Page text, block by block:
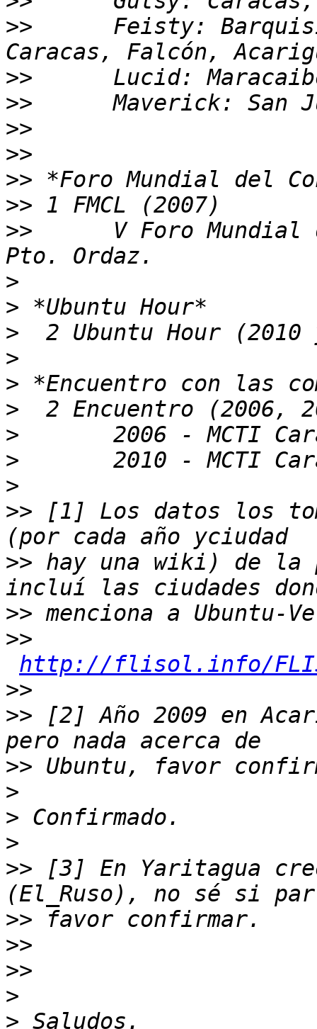
>>
>>
>>
>>
>>
>>
>>
>>
>
>
>
>
>
>
>
>
>
>> [1] Los datos los
>> hay una wiki) de
>>
>>
http://flisol.info/
>>
>> [2] Año 2009 en
>>
>
>
>
>> [3] En Yaritagua
>>
>>
>>
>
>